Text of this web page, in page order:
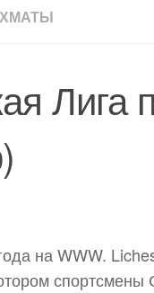
на WWW.